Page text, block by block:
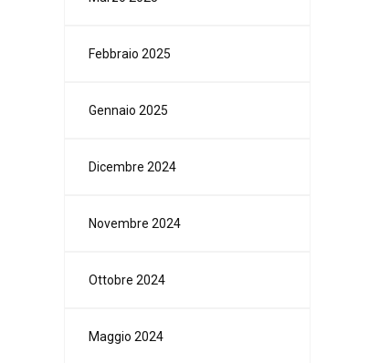
Febbraio 2025
Gennaio 2025
Dicembre 2024
Novembre 2024
Ottobre 2024
Maggio 2024